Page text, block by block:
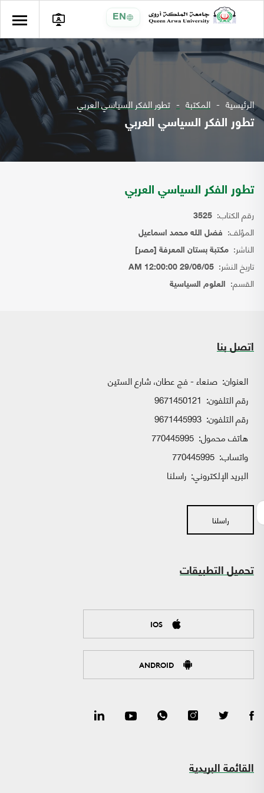
EN
الرئيسية المكتبة تطور الفكر السياسي العربي
تطور الفكر السياسي العربي
تطور الفكر السياسي العربي
رقم الكتاب: 3525
المؤلف: فضل الله محمد اسماعيل
الناشر: مكتبة بستان المعرفة [مصر]
تاريخ النشر: 29/06/05 12:00:00 AM
القسم: العلوم السياسية
اتصل بنا
العنوان: صنعاء - فج عطان، شارع الستين
رقم التلفون: 9671450121
رقم التلفون: 9671445993
هاتف محمول: 770445995
واتساب:
البريد الإلكتروني: راسلنا
راسلنا
تحميل التطبيقات
IOS
ANDROID
القائمة البريدية